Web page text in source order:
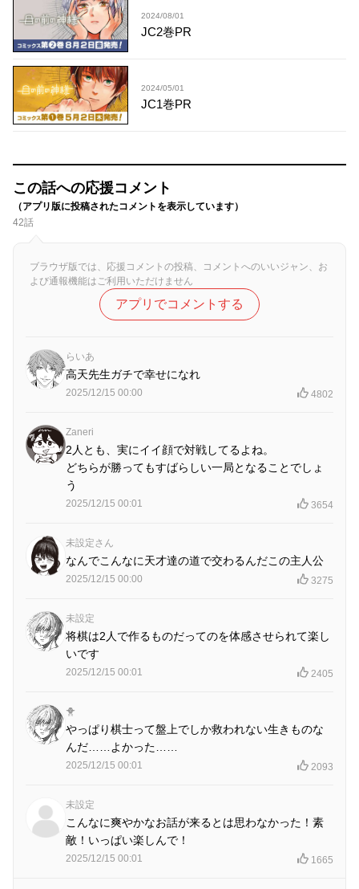
2024/08/01
JC2巻PR
2024/05/01
JC1巻PR
この話への応援コメント
（アプリ版に投稿されたコメントを表示しています）
42話
ブラウザ版では、応援コメントの投稿、コメントへのいいジャン、お
よび通報機能はご利用いただけません
アプリでコメントする
らいあ
高天先生ガチで幸せになれ
2025/12/15 00:00 4802
Zaneri
2人とも、実にイイ顔で対戦してるよね。
どちらが勝ってもすばらしい一局となることでしょ
う
2025/12/15 00:01 3654
未設定さん
なんでこんなに天才達の道で交わるんだこの主人公
2025/12/15 00:00 3275
未設定
将棋は2人で作るものだってのを体感させられて楽し
いです
2025/12/15 00:01 2405
🐥
やっぱり棋士って盤上でしか救われない生きものな
んだ……よかった……
2025/12/15 00:01 2093
未設定
こんなに爽やかなお話が来るとは思わなかった！素
敵！いっぱい楽しんで！
2025/12/15 00:01 1665